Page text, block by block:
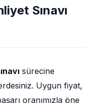
Sınavı
sürecine
Uygun fiyat,
oranımızla öne